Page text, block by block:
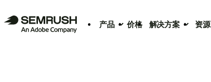
产品 价格 解决方案 资源